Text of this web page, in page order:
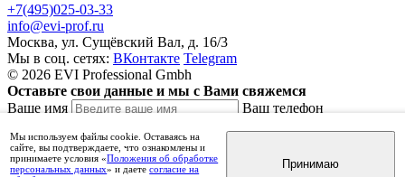
+7(495)025-03-33
info@evi-prof.ru
Москва, ул. Сущёвский Вал, д. 16/3
Мы в соц. сетях: ВКонтакте Telegram
© 2026 EVI Professional Gmbh
Оставьте свои данные и мы с Вами свяжемся
Ваше имя
Ваш телефон
Мы используем файлы cookie. Оставаясь на
сайте, вы подтверждаете, что ознакомлены и
принимаете условия «Положения об обработке
персональных данных» и даетесогласие на
Принимаю